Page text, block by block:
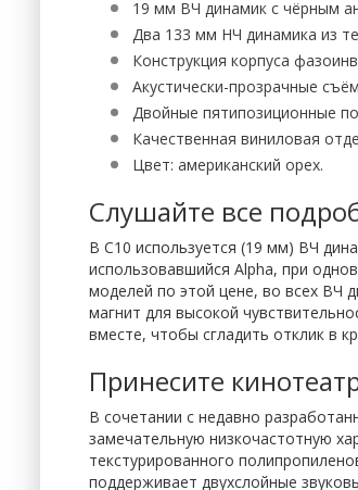
19 мм ВЧ динамик с чёрным
Два 133 мм НЧ динамика из
Конструкция корпуса
Акустически-прозрачные
Двойные пятипозиционные
Качественная виниловая
Цвет: американский орех.
Слушайте все
В C10 используется (19 мм) ВЧ
использовавшийся Alpha, при
моделей по этой цене, во всех ВЧ
магнит для высокой
вместе, чтобы сгладить отклик в
Принесите
В сочетании с недавно
замечательную низкочастотную
текстурированного
поддерживает двухслойные